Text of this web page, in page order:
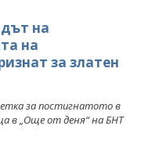
на
на
за златен
за постигнатото в
в „Още от деня“ на БНТ